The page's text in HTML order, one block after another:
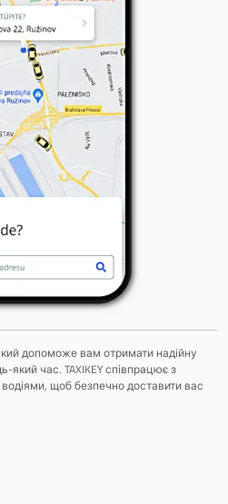
допоможе вам отримати надійну
який час. TAXIKEY співпрацює з
щоб безпечно доставити вас